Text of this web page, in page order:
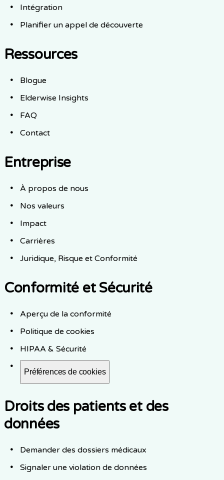
Intégration
Planifier un appel de découverte
Ressources
Blogue
Elderwise Insights
FAQ
Contact
Entreprise
À propos de nous
Nos valeurs
Impact
Carrières
Juridique, Risque et Conformité
Conformité et Sécurité
Aperçu de la conformité
Politique de cookies
HIPAA & Sécurité
Préférences de cookies
Droits des patients et des
données
Demander des dossiers médicaux
Signaler une violation de données